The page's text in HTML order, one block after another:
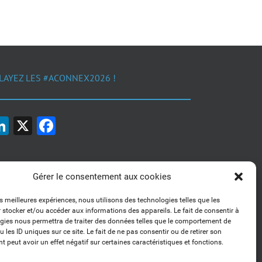
Gérer le consentement aux cookies
meilleures expériences, nous utilisons des technologies telles que les
stocker et/ou accéder aux informations des appareils. Le fait de consentir à
nous permettra de traiter des données telles que le comportement de
les ID uniques sur ce site. Le fait de ne pas consentir ou de retirer son
peut avoir un effet négatif sur certaines caractéristiques et fonctions.
LES #ACONNEX2026 !
LinkedIn
X
1, 2, 3... Buzzez !
Découvrez nos kits communication